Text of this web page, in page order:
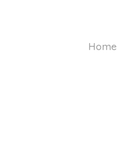
Home